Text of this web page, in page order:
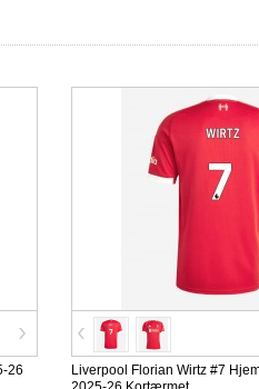
26
Liverpool Florian Wirtz #7